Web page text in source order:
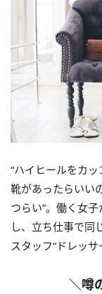
“ハイヒールをカ
靴があったらいい
つらい”。働く女
し、立ち仕事で同
スタッフ“ドレッサ
＼噂